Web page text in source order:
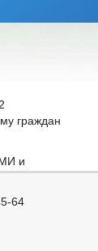
граждан
и
64